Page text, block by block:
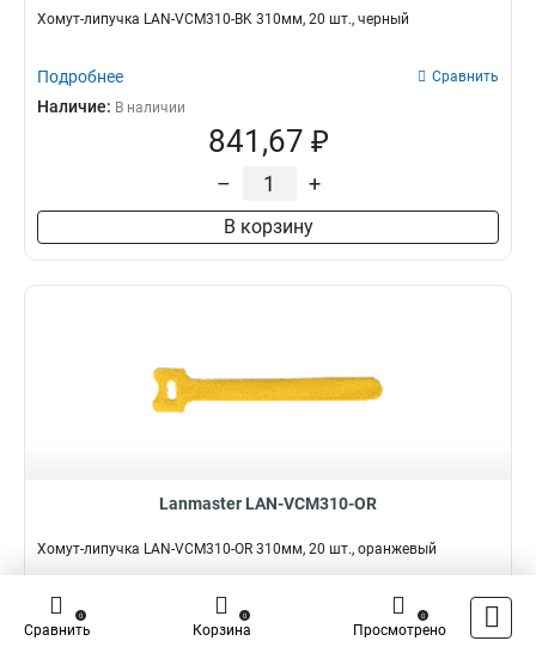
Хомут-липучка LAN-VCM310-BK 310мм, 20 шт., черный
Подробнее Сравнить
Наличие: В наличии
841,67 ₽
– +
В корзину
Lanmaster LAN-VCM310-OR
Хомут-липучка LAN-VCM310-OR 310мм, 20 шт., оранжевый
Подробнее Сравнить
Наличие:
Сравнить
0
Корзина
0
Просмотрено
0